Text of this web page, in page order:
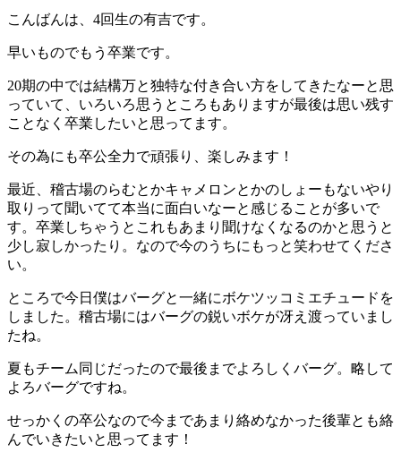
こんばんは、4回生の有吉です。
早いものでもう卒業です。
20期の中では結構万と独特な付き合い方をしてきたなーと思
っていて、いろいろ思うところもありますが最後は思い残す
ことなく卒業したいと思ってます。
その為にも卒公全力で頑張り、楽しみます！
最近、稽古場のらむとかキャメロンとかのしょーもないやり
取りって聞いてて本当に面白いなーと感じることが多いで
す。卒業しちゃうとこれもあまり聞けなくなるのかと思うと
少し寂しかったり。なので今のうちにもっと笑わせてくださ
い。
ところで今日僕はバーグと一緒にボケツッコミエチュードを
しました。稽古場にはバーグの鋭いボケが冴え渡っていまし
たね。
夏もチーム同じだったので最後までよろしくバーグ。略して
よろバーグですね。
せっかくの卒公なので今まであまり絡めなかった後輩とも絡
んでいきたいと思ってます！